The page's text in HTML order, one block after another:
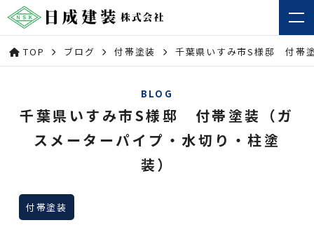
TOP ブログ 付帯塗装 千葉県いすみ市S様邸 付帯
BLOG
千葉県いすみ市S様邸 付帯塗装（ガ
スメーターパイプ・水切り・柱塗
装）
付帯塗装